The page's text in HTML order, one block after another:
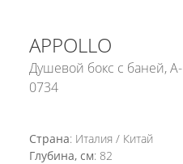
APPOLLO
Душевой бокс с баней, A-
0734
Страна: Италия / Китай
Глубина, см: 82